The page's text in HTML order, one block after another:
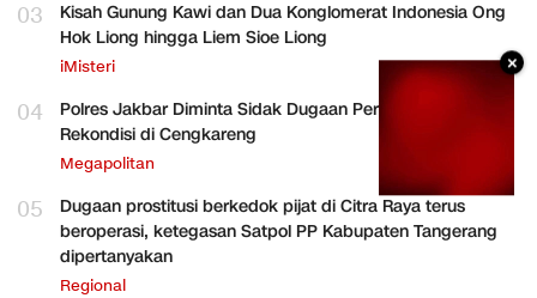
03
Kisah Gunung Kawi dan Dua Konglomerat Indonesia Ong
Hok Liong hingga Liem Sioe Liong
iMisteri
04
Polres Jakbar Diminta Sidak Dugaan Perakitan HP
Rekondisi di Cengkareng
Megapolitan
05
Dugaan prostitusi berkedok pijat di Citra Raya terus
beroperasi, ketegasan Satpol PP Kabupaten Tangerang
dipertanyakan
Regional
×